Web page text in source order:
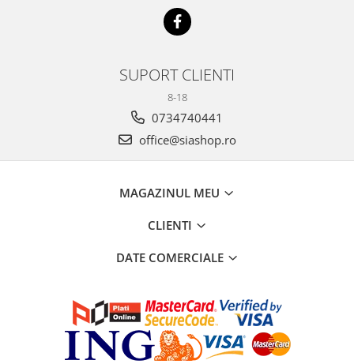
SUPORT CLIENTI
8-18
0734740441
office@siashop.ro
MAGAZINUL MEU
CLIENTI
DATE COMERCIALE